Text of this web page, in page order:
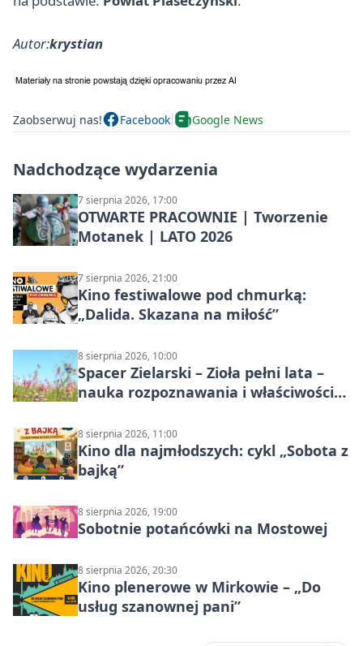
Autor:krystian
Zaobserwuj nas! Facebook Google News
Nadchodzące wydarzenia
7 sierpnia 2026, 17:00
OTWARTE PRACOWNIE | Tworzenie
Motanek | LATO 2026
7 sierpnia 2026, 21:00
Kino festiwalowe pod chmurką:
„Dalida. Skazana na miłość”
8 sierpnia 2026, 10:00
Spacer Zielarski – Zioła pełni lata –
nauka rozpoznawania i właściwości
8 sierpnia 2026, 11:00
Kino dla najmłodszych: cykl „Sobota z
bajką”
8 sierpnia 2026, 19:00
Sobotnie potańcówki na Mostowej
8 sierpnia 2026, 20:30
Kino plenerowe w Mirkowie – „Do
usług szanownej pani”